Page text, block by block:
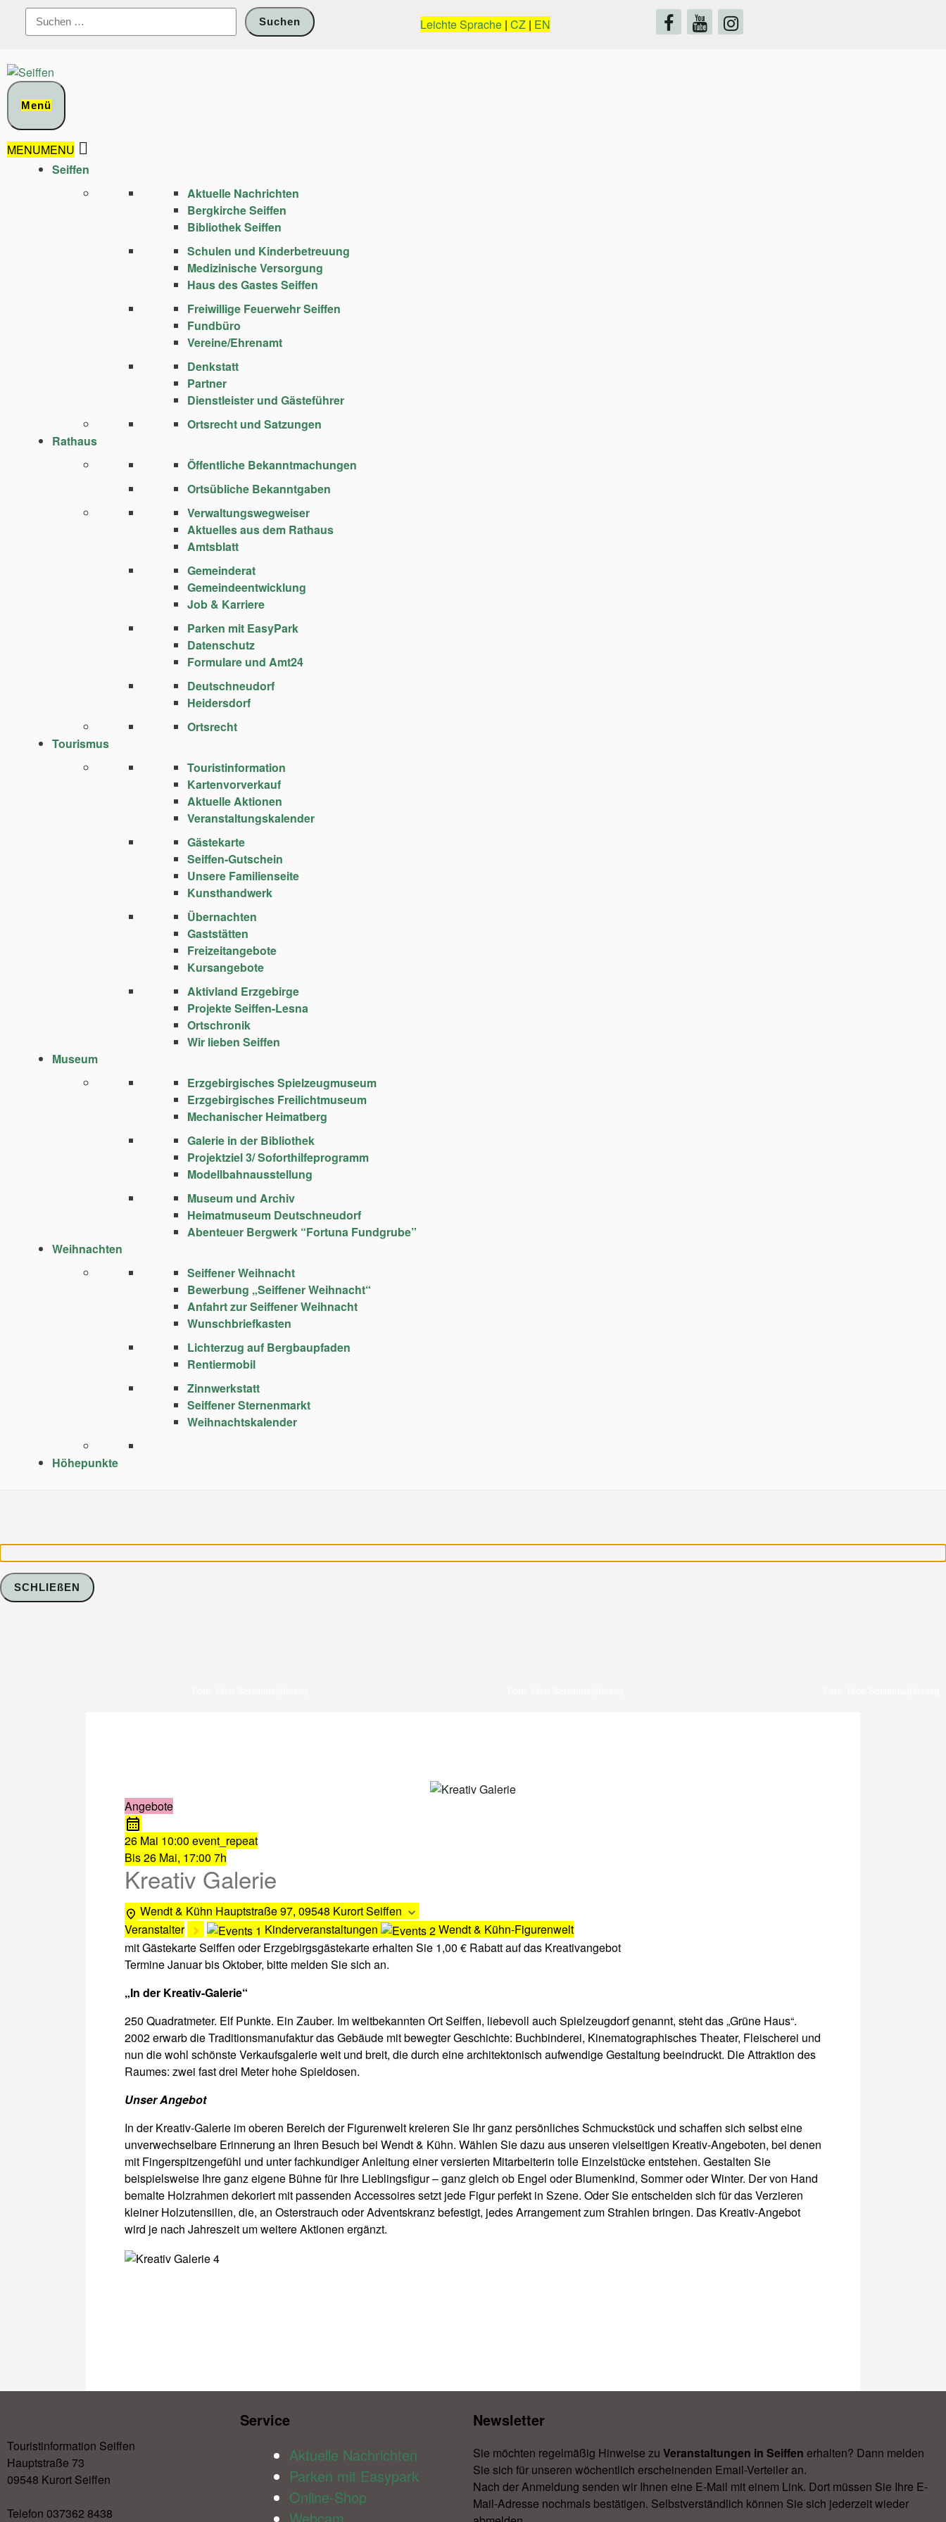
Suchen
nach:
Leichte Sprache | CZ | EN
Menü
MENUMENU
Seiffen
Aktuelle Nachrichten
Bergkirche Seiffen
Bibliothek Seiffen
Schulen und Kinder­betreuung
Medizinische Versorgung
Haus des Gastes Seiffen
Freiwillige Feuerwehr Seiffen
Fundbüro
Vereine/Ehrenamt
Denkstatt
Partner
Dienstleister und Gästeführer
Ortsrecht und Satzungen
Rathaus
Öffentliche Bekanntmachungen
Ortsübliche Bekanntgaben
Verwaltungswegweiser
Aktuelles aus dem Rathaus
Amtsblatt
Gemeinderat
Gemeindeentwicklung
Job & Karriere
Parken mit EasyPark
Datenschutz
Formulare und Amt24
Deutschneudorf
Heidersdorf
Ortsrecht
Tourismus
Touristinformation
Kartenvorverkauf
Aktuelle Aktionen
Veranstaltungskalender
Gästekarte
Seiffen-Gutschein
Unsere Familienseite
Kunsthandwerk
Übernachten
Gaststätten
Freizeitangebote
Kursangebote
Aktivland Erzgebirge
Projekte Seiffen-Lesna
Ortschronik
Wir lieben Seiffen
Museum
Erzgebirgisches Spielzeugmuseum
Erzgebirgisches Freilichtmuseum
Mechanischer Heimatberg
Galerie in der Bibliothek
Projektziel 3/ Soforthilfeprogramm
Modellbahnausstellung
Museum und Archiv
Heimatmuseum Deutschneudorf
Abenteuer Bergwerk “Fortuna Fundgrube”
Weihnachten
Seiffener Weihnacht
Bewerbung „Seiffener Weihnacht“
Anfahrt zur Seiffener Weihnacht
Wunschbriefkasten
Lichterzug auf Bergbaupfaden
Rentiermobil
Zinnwerkstatt
Seiffener Sternenmarkt
Weihnachtskalender
Höhepunkte
Angebote
26 Mai 10:00 event_repeat
Bis26 Mai, 17:00 7h
Kreativ Galerie
Wendt & Kühn Hauptstraße 97, 09548 Kurort Seiffen
Veranstalter
Kinderveranstaltungen
Wendt & Kühn-Figurenwelt
mit Gästekarte Seiffen oder Erzgebirgsgästekarte erhalten Sie 1,00 € Rabatt auf das Kreativangebot
Termine Januar bis Oktober, bitte melden Sie sich an.
„In der Kreativ-Galerie“
250 Quadratmeter. Elf Punkte. Ein Zauber. Im weltbekannten Ort Seiffen, liebevoll auch Spielzeugdorf genannt, steht das „Grüne Haus“.
2002 erwarb die Traditionsmanufaktur das Gebäude mit bewegter Geschichte: Buchbinderei, Kinematographisches Theater, Fleischerei und
nun die wohl schönste Verkaufsgalerie weit und breit, die durch eine architektonisch aufwendige Gestaltung beeindruckt. Die Attraktion des
Raumes: zwei fast drei Meter hohe Spieldosen.
Unser Angebot
In der Kreativ-Galerie im oberen Bereich der Figurenwelt kreieren Sie Ihr ganz persönliches Schmuckstück und schaffen sich selbst eine
unverwechselbare Erinnerung an Ihren Besuch bei Wendt & Kühn. Wählen Sie dazu aus unseren vielseitigen Kreativ-Angeboten, bei denen
mit Fingerspitzengefühl und unter fachkundiger Anleitung einer versierten Mitarbeiterin tolle Einzelstücke entstehen. Gestalten Sie
beispielsweise Ihre ganz eigene Bühne für Ihre Lieblingsfigur – ganz gleich ob Engel oder Blumenkind, Sommer oder Winter. Der von Hand
bemalte Holzrahmen dekoriert mit passenden Accessoires setzt jede Figur perfekt in Szene. Oder Sie entscheiden sich für das Verzieren
kleiner Holzutensilien, die, an Osterstrauch oder Adventskranz befestigt, jedes Arrangement zum Strahlen bringen. Das Kreativ-Angebot
wird je nach Jahreszeit um weitere Aktionen ergänzt.
Touristinformation Seiffen
Hauptstraße 73
09548 Kurort Seiffen
Telefon 037362 8438
Service​
Aktuelle Nachrichten
Parken mit Easypark
Online-Shop
Newsletter​
Sie möchten regelmäßig Hinweise zu Veranstal­tungen in Seiffen erhalten? Dann melden
Sie sich für unseren wöchentlich erscheinenden Email-Verteiler an.
Nach der Anmeldung senden wir Ihnen eine E-Mail mit einem Link. Dort müssen Sie Ihre E-
Mail-Adresse nochmals bestätigen. Selbstverständlich können Sie sich jederzeit wieder
SCHLIEßEN